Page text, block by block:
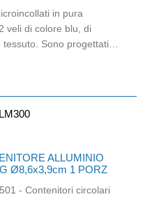
in pura
veli di colore blu, di
Sono progettati
e idoneo al contatto
LM300
ALLUMINIO
Ø8,6x3,9cm 1 PORZ
- Contenitori circolari